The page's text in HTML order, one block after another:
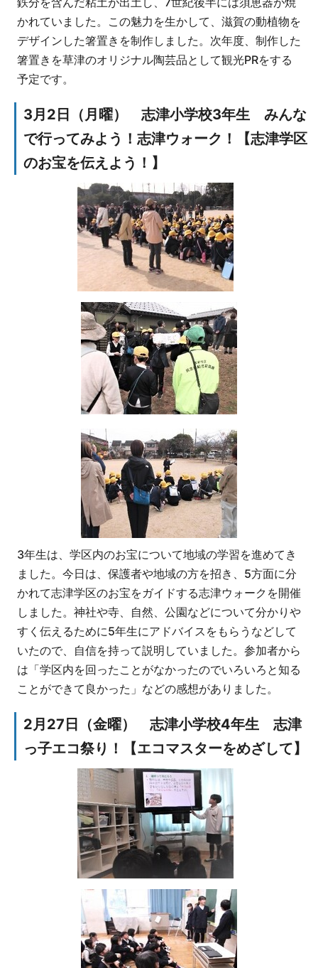
かれていました。この魅力を生かして、滋賀の動植物を
デザインした箸置きを制作しました。次年度、制作した
箸置きを草津のオリジナル陶芸品として観光PRをする
予定です。
3月2日（月曜） 志津小学校3年生 みんな
で行ってみよう！志津ウォーク！【志津学区
のお宝を伝えよう！】
3年生は、学区内のお宝について地域の学習を進めてき
ました。今日は、保護者や地域の方を招き、5方面に分
かれて志津学区のお宝をガイドする志津ウォークを開催
しました。神社や寺、自然、公園などについて分かりや
すく伝えるために5年生にアドバイスをもらうなどして
いたので、自信を持って説明していました。参加者から
は「学区内を回ったことがなかったのでいろいろと知る
ことができて良かった」などの感想がありました。
2月27日（金曜） 志津小学校4年生 志津
っ子エコ祭り！【エコマスターをめざして】